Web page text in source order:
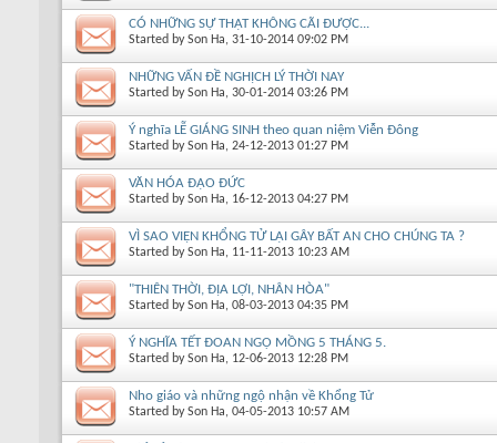
CÓ NHỮNG SỰ THẬT KHÔNG CÃI ĐƯỢC...
Started bySon Ha, 31-10-2014 09:02 PM
NHỮNG VẤN ĐỀ NGHỊCH LÝ THỜI NAY
Started bySon Ha, 30-01-2014 03:26 PM
Ý nghĩa LỄ GIÁNG SINH theo quan niệm Viễn Đông
Started bySon Ha, 24-12-2013 01:27 PM
VĂN HÓA ĐẠO ĐỨC
Started bySon Ha, 16-12-2013 04:27 PM
VÌ SAO VIỆN KHỔNG TỬ LẠI GÂY BẤT AN CHO CHÚNG TA ?
Started bySon Ha, 11-11-2013 10:23 AM
"THIÊN THỜI, ĐỊA LỢI, NHÂN HÒA"
Started bySon Ha, 08-03-2013 04:35 PM
Ý NGHĨA TẾT ĐOAN NGỌ MỒNG 5 THÁNG 5.
Started bySon Ha, 12-06-2013 12:28 PM
Nho giáo và những ngộ nhận về Khổng Tử
Started bySon Ha, 04-05-2013 10:57 AM